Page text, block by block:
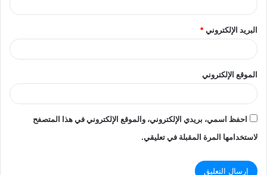
البريد الإلكتروني*
الموقع الإلكتروني
احفظ اسمي، بريدي الإلكتروني، والموقع الإلكتروني في هذا المتصفح
لاستخدامها المرة المقبلة في تعليقي.